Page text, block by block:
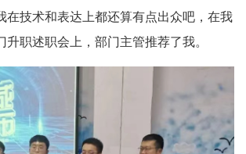
在技术和表达上都还算有点出众吧，在我
升职述职会上，部门主管推荐了我。